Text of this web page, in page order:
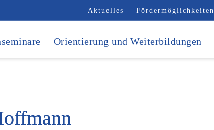
Aktuelles Fördermöglichkeiten
Orientierung und Weiterbildungen